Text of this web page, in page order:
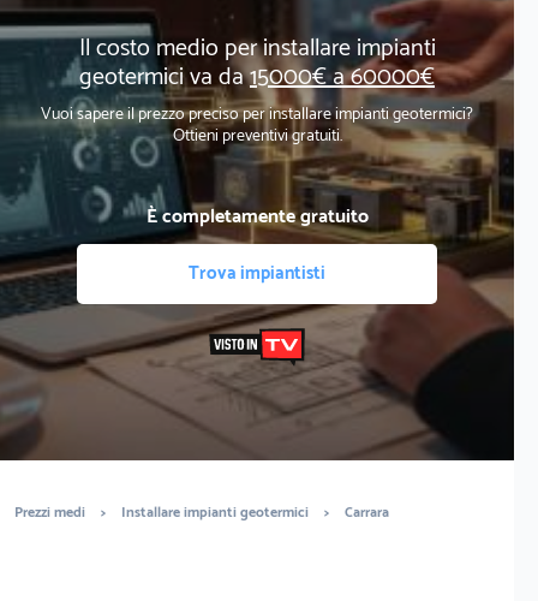
Il costo medio per installare impianti
geotermici va da15000€ a 60000€
Vuoi sapere il prezzo preciso per installare impianti geotermici?
Ottieni preventivi gratuiti.
È completamente gratuito
Trova impiantisti
Prezzi medi > Installare impianti geotermici > Carrara